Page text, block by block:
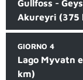
Gullfoss -
Akureyri (375
GIORNO 4
Lago Myvatn
km)